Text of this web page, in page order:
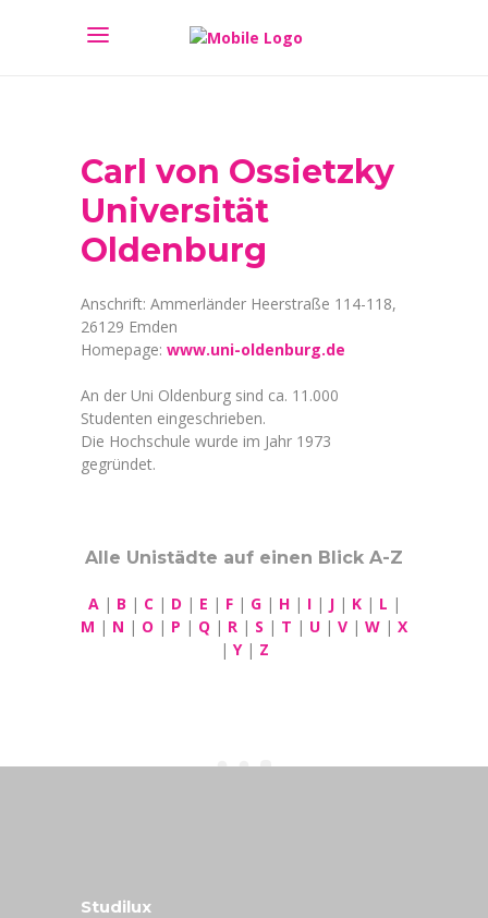
Carl von Ossietzky
Universität
Oldenburg
Anschrift: Ammerländer Heerstraße 114-118,
26129 Emden
Homepage: www.uni-oldenburg.de
An der Uni Oldenburg sind ca. 11.000
Studenten eingeschrieben.
Die Hochschule wurde im Jahr 1973
gegründet.
Alle Unistädte auf einen Blick A-Z
A| B | C| D | E | F| G| H| I| J| K| L |
M | N | O | P | Q | R | S | T | U | V | W | X
| Y| Z
Studilux